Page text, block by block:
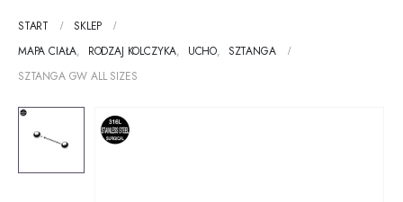
START
SKLEP
MAPA CIAŁA, RODZAJ KOLCZYKA, UCHO, SZTANGA
SZTANGA GW ALL SIZES